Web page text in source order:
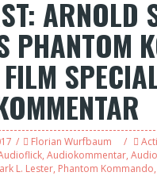
ARNOLD
PHANTOM
Florian Wurfbaum
, Audiokommentar,
L. Lester, Phantom Kommando,